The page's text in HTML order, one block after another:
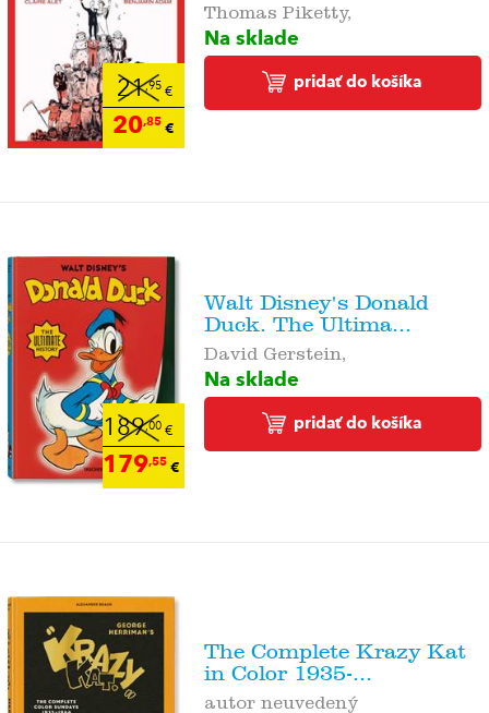
21,95€
20,85€
Thomas Piketty,
Na sklade
pridať do košíka
189,00 €
179,55 €
Walt Disney's Donald
Duck. The Ultima...
David Gerstein,
Na sklade
pridať do košíka
The Complete Krazy Kat
in Color 1935-...
autor neuvedený